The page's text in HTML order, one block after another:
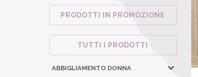
PRODOTTI IN PROMOZIONE
TUTTI I PRODOTTI
ABBIGLIAMENTO DONNA